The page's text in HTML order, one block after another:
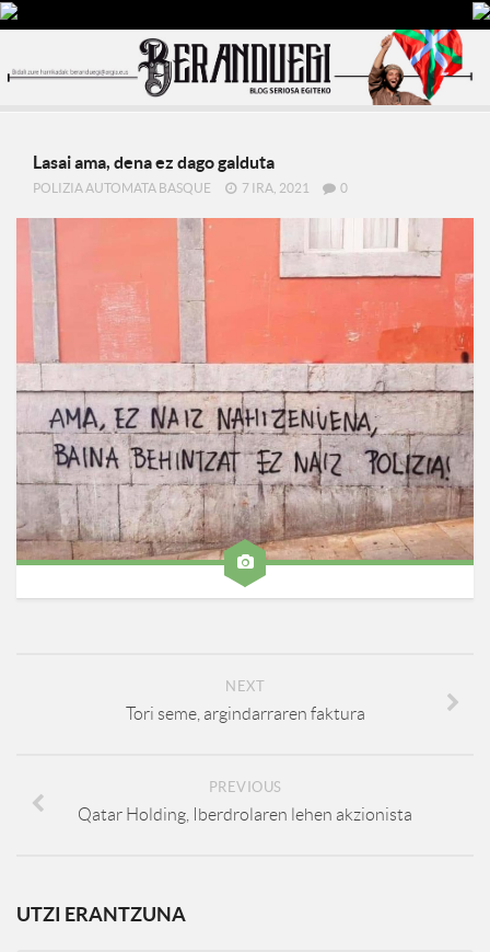
Lasai ama, dena ez dago galduta
POLIZIA AUTOMATA BASQUE 7 IRA, 2021 0
NEXT
Tori seme, argindarraren faktura
PREVIOUS
Qatar Holding, Iberdrolaren lehen akzionista
UTZI ERANTZUNA